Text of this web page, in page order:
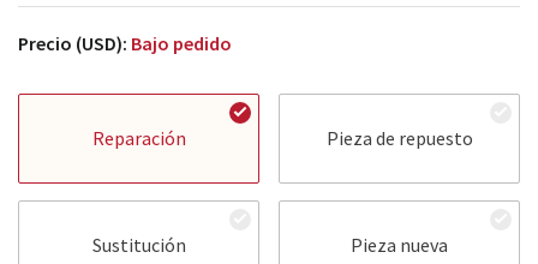
Precio (USD): Bajo pedido
Reparación Pieza de repuesto
Sustitución Pieza nueva